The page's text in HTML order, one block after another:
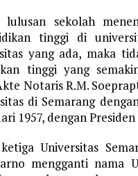
lulusan sekolah
tinggi di
yang ada, maka
tinggi yang
Notaris R.M.
di Semarang
1957, dengan
Universitas
mengganti nama